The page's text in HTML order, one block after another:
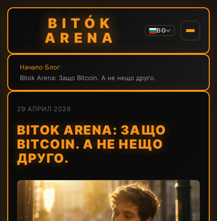
BITÓK
ARENA
BG
Начало›Блог›
Bitok Arena: Защо Bitcoin. А не нещо друго.
29 АПРИЛ 2026
BITOK ARENA: ЗАЩО
BITCOIN. А НЕ НЕЩО
ДРУГО.